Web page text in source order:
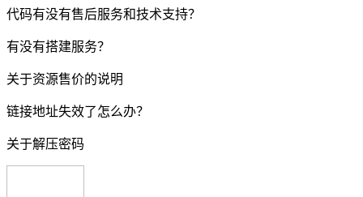
代码有没有售后服务和技术支持？
有没有搭建服务？
关于资源售价的说明
链接地址失效了怎么办？
关于解压密码